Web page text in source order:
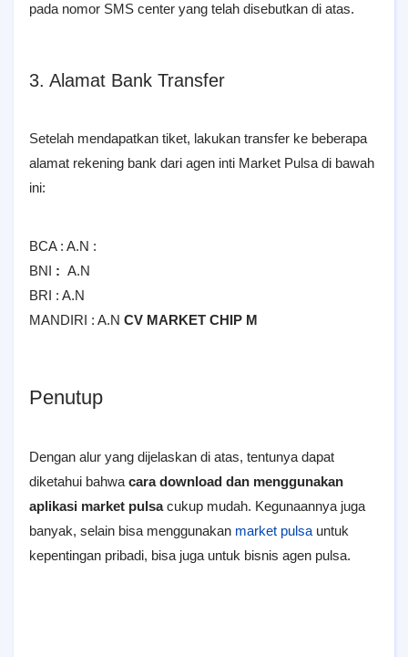
pada nomor SMS center yang telah disebutkan di atas.
3. Alamat Bank Transfer
Setelah mendapatkan tiket, lakukan transfer ke beberapa
alamat rekening bank dari agen inti Market Pulsa di bawah
ini:
BCA : A.N :
BNI : A.N
BRI : A.N
MANDIRI : A.N CV MARKET CHIP M
Penutup
Dengan alur yang dijelaskan di atas, tentunya dapat
diketahui bahwa cara download dan menggunakan
aplikasi market pulsacukup mudah. Kegunaannya juga
banyak, selain bisa menggunakan market pulsa untuk
kepentingan pribadi, bisa juga untuk bisnis agen pulsa.